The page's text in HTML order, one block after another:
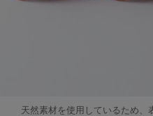
天然素材を使用しているため、